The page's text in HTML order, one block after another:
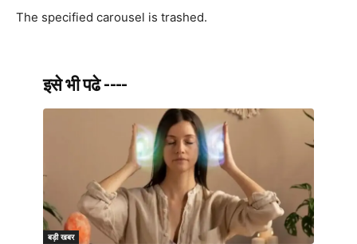
The specified carousel is trashed.
इसे भी पढे ----
बड़ी खबर